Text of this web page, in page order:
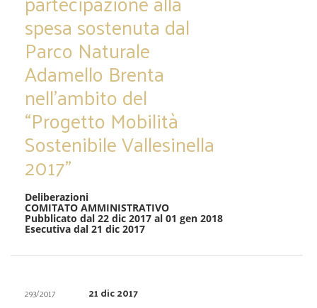
spesa sostenuta dal
Parco Naturale
Adamello Brenta
nell’ambito del
“Progetto Mobilità
Sostenibile Vallesinella
2017”
Deliberazioni
COMITATO AMMINISTRATIVO
Pubblicato dal 22 dic 2017 al 01 gen 2018
Esecutiva dal 21 dic 2017
293/2017 21 dic 2017